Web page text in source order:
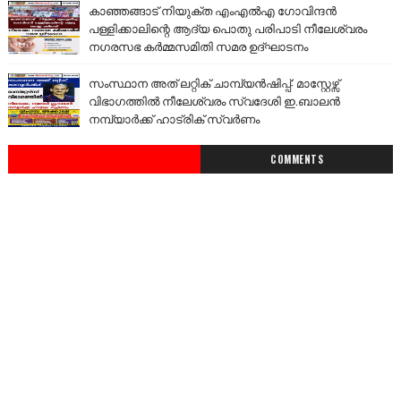
കാഞ്ഞങ്ങാട് നിയുക്ത എംഎൽഎ ഗോവിന്ദൻ
പള്ളിക്കാലിന്റെ ആദ്യ പൊതു പരിപാടി നീലേശ്വരം
നഗരസഭ കർമ്മസമിതി സമര ഉദ്ഘാടനം
സംസ്ഥാന അത് ലറ്റിക് ചാമ്പ്യൻഷിപ്പ്: മാസ്റ്റേഴ്സ്
വിഭാഗത്തിൽ നീലേശ്വരം സ്വദേശി ഇ.ബാലൻ
നമ്പ്യാർക്ക് ഹാട്രിക് സ്വർണം
COMMENTS